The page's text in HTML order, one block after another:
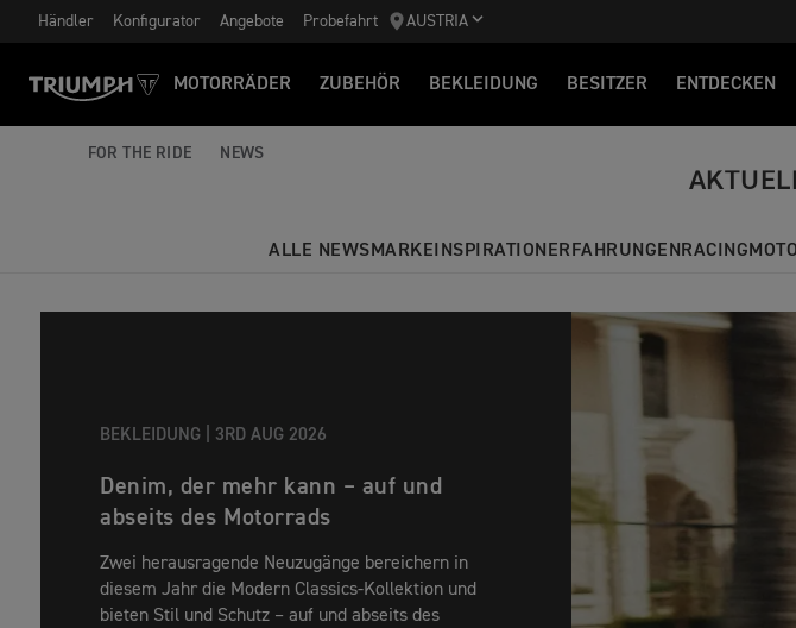
Händler Konfigurator Angebote Probefahrt AUSTRIA
MOTORRÄDER ZUBEHÖR BEKLEIDUNG BESITZER ENTDECKEN
FOR THE RIDE NEWS
ALLE NEWS MARKE INSPIRATION ERFAHRUNGEN RACING
BEKLEIDUNG | 3RD AUG 2026
Denim, der mehr kann – auf und
abseits des Motorrads
Zwei herausragende Neuzugänge bereichern in
diesem Jahr die Modern Classics-Kollektion und
bieten Stil und Schutz – auf und abseits des